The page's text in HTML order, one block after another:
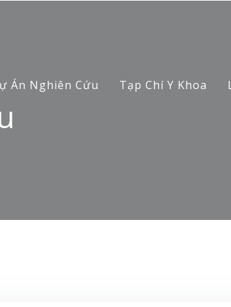
Án Nghiên Cứu Tạp Chí Y Khoa